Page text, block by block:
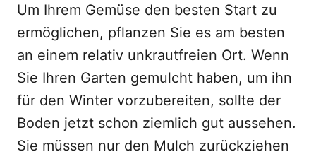
Um Ihrem Gemüse den besten Start zu
ermöglichen, pflanzen Sie es am besten
an einem relativ unkrautfreien Ort. Wenn
Sie Ihren Garten gemulcht haben, um ihn
für den Winter vorzubereiten, sollte der
Boden jetzt schon ziemlich gut aussehen.
Sie müssen nur den Mulch zurückziehen